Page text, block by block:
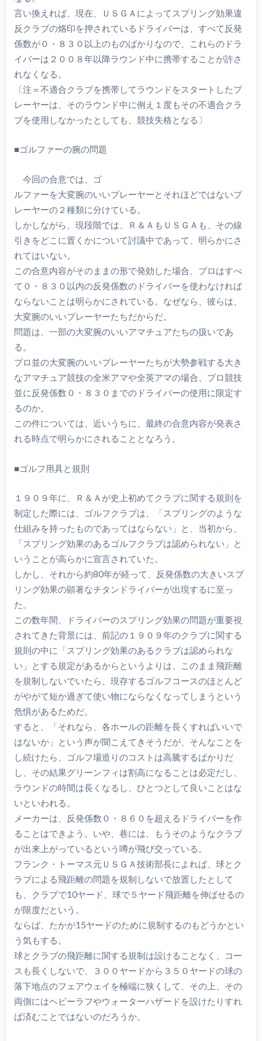
言い換えれば、現在、ＵＳＧＡによってスプリング効果違
反クラブの烙印を押されているドライバーは、すべて反発
係数が０・８３０以上のものばかりなので、これらのドラ
イバーは２００８年以降ラウンド中に携帯することが許さ
れなくなる。
〔注＝不適合クラブを携帯してラウンドをスタートしたプ
レーヤーは、そのラウンド中に例え１度もその不適合クラ
ブを使用しなかったとしても、競技失格となる〕
■ゴルファーの腕の問題
今回の合意では、ゴ
ルファーを大変腕のいいプレーヤーとそれほどではないプ
レーヤーの２種類に分けている。
しかしながら、現段階では、Ｒ＆ＡもＵＳＧＡも、その線
引きをどこに置くかについて討議中であって、明らかにさ
れてはいない。
この合意内容がそのままの形で発効した場合、プロはすべ
て０・８３０以内の反発係数のドライバーを使わなければ
ならないことは明らかにされている。なぜなら、彼らは、
大変腕のいいプレーヤーたちだからだ。
問題は、一部の大変腕のいいアマチュアたちの扱いであ
る。
プロ並の大変腕のいいプレーヤーたちが大勢参戦する大き
なアマチュア競技の全米アマや全英アマの場合、プロ競技
並に反発係数０・８３０までのドライバーの使用に限定す
るのか。
この件については、近いうちに、最終の合意内容が発表さ
れる時点で明らかにされることとなろう。
■ゴルフ用具と規則
１９０９年に、Ｒ＆Ａが史上初めてクラブに関する規則を
制定した際には、ゴルフクラブは、「スプリングのような
仕組みを持ったものであってはならない」と、当初から、
「スプリング効果のあるゴルフクラブは認められない」と
いうことが高らかに宣言されていた。
しかし、それから約80年が経って、反発係数の大きいスプ
リング効果の顕著なチタンドライバーが出現するに至っ
た。
この数年間、ドライバーのスプリング効果の問題が重要視
されてきた背景には、前記の１９０９年のクラブに関する
規則の中に「スプリング効果のあるクラブは認められな
い」とする規定があるからというよりは、このまま飛距離
を規制しないでいたら、現存するゴルフコースのほとんど
がやがて短か過ぎて使い物にならなくなってしまうという
危惧があるためだ。
すると、「それなら、各ホールの距離を長くすればいいで
はないか」という声が聞こえてきそうだが、そんなことを
し続けたら、ゴルフ場造りのコストは高騰するばかりだ
し、その結果グリーンフィは割高になることは必定だし、
ラウンドの時間は長くなるし、ひとつとして良いことはな
いといわれる。
メーカーは、反発係数０・８６０を超えるドライバーを作
ることはできよう。いや、巷には、もうそのようなクラブ
が出来上がっているという噂が飛び交っている。
フランク・トーマス元ＵＳＧＡ技術部長によれば、球とク
ラブによる飛距離の問題を規制しないで放置したとして
も、クラブで10ヤード、球で５ヤード飛距離を伸ばせるの
が限度だという。
ならば、たかが15ヤードのために規制するのもどうかとい
う気もする。
球とクラブの飛距離に関する規制は設けることなく、コー
スも長くしないで、３００ヤードから３５０ヤードの球の
落下地点のフェアウェイを極端に狭くして、その上、その
両側にはヘビーラフやウォーターハザードを設けたりすれ
ば済むことではないのだろうか。